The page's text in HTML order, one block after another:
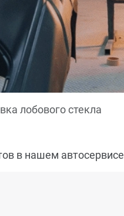
лобового стекла
в нашем автосервисе